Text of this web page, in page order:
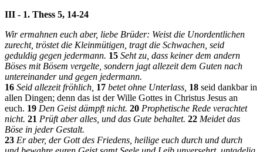
III - 1. Thess 5, 14-24
Wir ermahnen euch aber, liebe Brüder: Weist die Unordentlichen
zurecht, tröstet die Kleinmütigen, tragt die Schwachen, seid
geduldig gegen jedermann. 15 Seht zu, dass keiner dem andern
Böses mit Bösem vergelte, sondern jagt allezeit dem Guten nach
untereinander und gegen jedermann.
16 Seid allezeit fröhlich, 17 betet ohne Unterlass, 18 seid dankbar in
allen Dingen; denn das ist der Wille Gottes in Christus Jesus an
euch. 19 Den Geist dämpft nicht. 20 Prophetische Rede verachtet
nicht. 21 Prüft aber alles, und das Gute behaltet. 22 Meidet das
Böse in jeder Gestalt.
23 Er aber, der Gott des Friedens, heilige euch durch und durch